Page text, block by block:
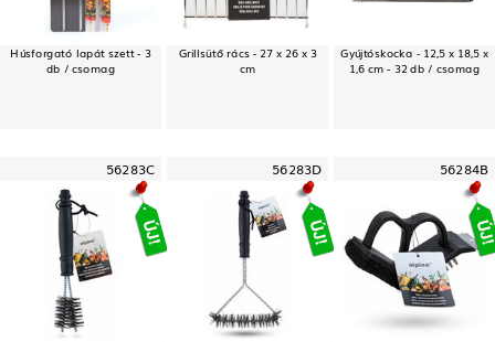
Húsforgató lapát szett - 3
db / csomag
Grillsütő rács - 27 x 26 x 3
cm
Gyújtóskocka - 12,5 x 18,5 x
1,6 cm - 32 db / csomag
56283C 56283D 56284B